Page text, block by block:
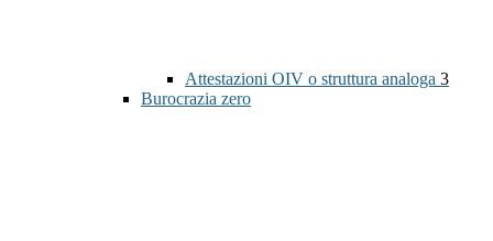
Attestazioni OIV o struttura analoga 3
Burocrazia zero